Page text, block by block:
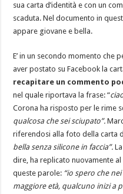
sua carta d’identità e con un
scaduta. Nel documento in
appare giovane e bella.
E’ in un secondo momento che
aver postato su Facebook la
recapitare un commento
nel quale riportava la frase: “
Corona ha risposto per le rime
qualcosa che sei sciupato”.
riferendosi alla foto della carta
bella senza silicone in faccia”.
dire, ha replicato nuovamente
queste parole: “io spero che
maggiore età, qualcuno inizi a